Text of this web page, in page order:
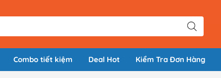
Combo tiết kiệm Deal Hot Kiểm Tra Đơn Hàng